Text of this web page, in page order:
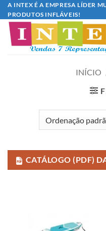
Skip
to
content
A INTEX É A EMPRESA LÍDER
PRODUTOS INFLÁVEIS!
INÍCIO
CATÁLOGO (PDF)